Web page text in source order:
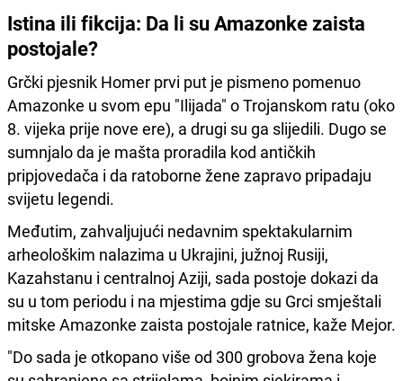
Istina ili fikcija: Da li su Amazonke zaista
postojale?
Grčki pjesnik Homer prvi put je pismeno pomenuo
Amazonke u svom epu "Ilijada" o Trojanskom ratu (oko
8. vijeka prije nove ere), a drugi su ga slijedili. Dugo se
sumnjalo da je mašta proradila kod antičkih
pripjovedača i da ratoborne žene zapravo pripadaju
svijetu legendi.
Međutim, zahvaljujući nedavnim spektakularnim
arheološkim nalazima u Ukrajini, južnoj Rusiji,
Kazahstanu i centralnoj Aziji, sada postoje dokazi da
su u tom periodu i na mjestima gdje su Grci smještali
mitske Amazonke zaista postojale ratnice, kaže Mejor.
"Do sada je otkopano više od 300 grobova žena koje